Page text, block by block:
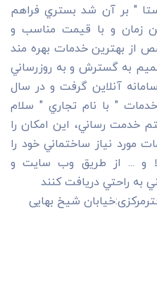
" بر آن شد بستري فراهم
زمان و با قيمت مناسب و
از بهترين خدمات بهره مند
به گسترش و به روزرساني
آنلاين گرفت و در سال
خدمات " با نام تجاري " سلام
خدمت رساني، اين امکان را
مورد نياز ساختماني خود را
و ... از طريق وب سايت و
به راحتي دريافت کنند
شیخ بهایی